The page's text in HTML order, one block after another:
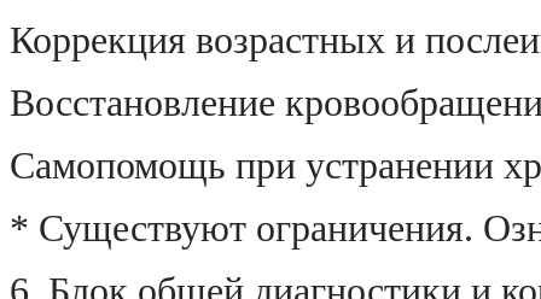
Коррекция возрастных и
Восстановление
Самопомощь при устранении
* Существуют ограничения.